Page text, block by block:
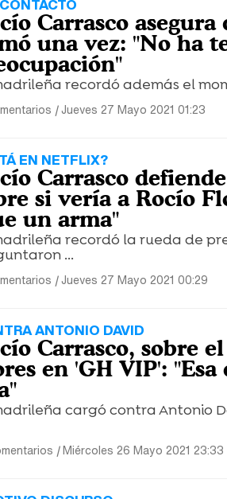
Carrasco
una vez: "No ha
recordó además el
|Jueves 27 Mayo 2021 01:23
EN NETFLIX?
Carrasco
si vería a Rocío
un arma"
recordó la rueda de
...
|Jueves 27 Mayo 2021 00:29
ANTONIO DAVID
Carrasco, sobre
en 'GH VIP':
cargó contra Antonio
|Miércoles 26 Mayo 2021 23:33